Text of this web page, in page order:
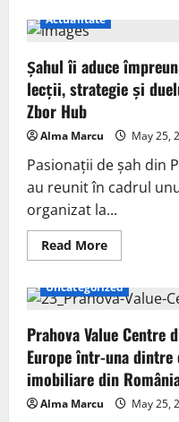
Actualitate
Șahul îi aduce
lecții, strategie și
Zbor Hub
Alma Marcu May 25,
Pasionații de șah din
au reunit în cadrul
organizat la...
Read More
Uncategorized
Prahova Value Centre
Europe într-una
imobiliare din
Alma Marcu May 25,